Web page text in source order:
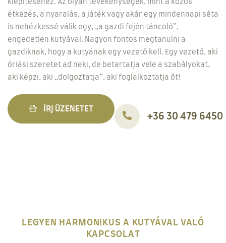
kiépítéséhez. Az olyan tevékenységek, mint a közös
étkezés, a nyaralás, a játék vagy akár egy mindennapi séta
is nehézkessé válik egy, „a gazdi fején táncoló”,
engedetlen kutyával. Nagyon fontos megtanulni a
gazdiknak, hogy a kutyának egy vezető kell. Egy vezető, aki
óriási szeretet ad neki, de betartatja vele a szabályokat,
aki képzi, aki „dolgoztatja”, aki foglalkoztatja őt!
ÍRJ ÜZENETET
+36 30 479 6450
LEGYEN HARMONIKUS A KUTYÁVAL VALÓ
KAPCSOLAT